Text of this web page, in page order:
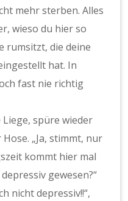
mehr sterben. Alles
wieso du hier so
rumsitzt, die deine
hat. In
fast nie richtig
spüre wieder
„Ja, stimmt, nur
kommt hier mal
gewesen?“
nicht depressiv!!“,